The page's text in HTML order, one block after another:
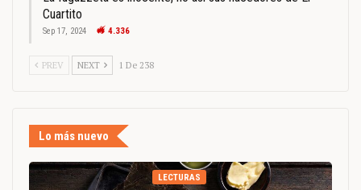
Cuartito
Sep 17, 2024 4.336
PREV NEXT 1 De 238
Lo más nuevo
LECTURAS